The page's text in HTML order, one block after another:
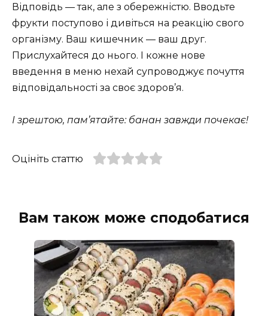
Відповідь — так, але з обережністю. Вводьте
фрукти поступово і дивіться на реакцію свого
організму. Ваш кишечник — ваш друг.
Прислухайтеся до нього. І кожне нове
введення в меню нехай супроводжує почуття
відповідальності за своє здоров’я.
І зрештою, пам’ятайте: банан завжди почекає!
Оцініть статтю
Вам також може сподобатися